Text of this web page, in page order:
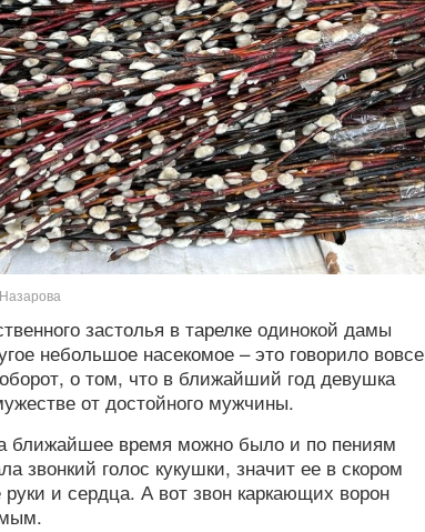
застолья в тарелке одинокой дамы
небольшое насекомое – это говорило вовсе
о том, что в ближайший год девушка
от достойного мужчины.
ближайшее время можно было и по пениям
звонкий голос кукушки, значит ее в скором
и сердца. А вот звон каркающих ворон